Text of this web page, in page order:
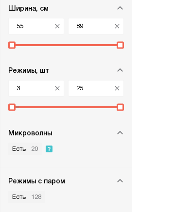
Ширина, см
Режимы, шт
Микроволны
Есть 20
Режимы с паром
Есть 128